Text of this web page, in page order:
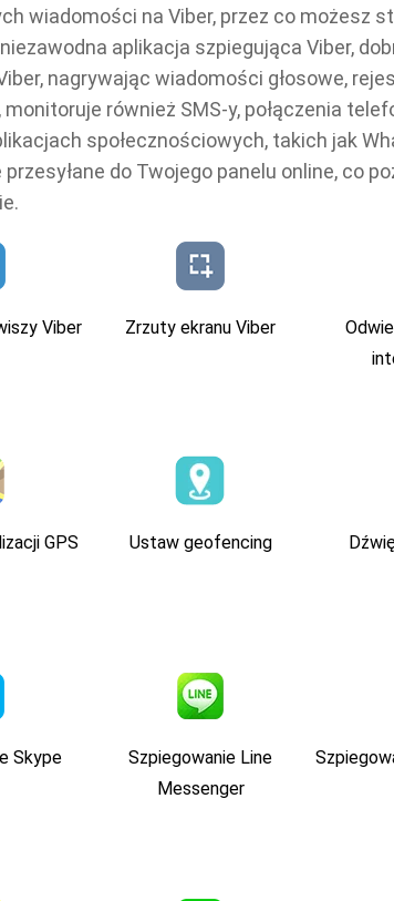
wiadomości na Viber, przez co możesz
aplikacja szpiegująca Viber,
nagrywając wiadomości głosowe,
również SMS-y, połączenia
społecznościowych, takich jak
do Twojego panelu online, co
Viber Zrzuty ekranu Viber
GPS Ustaw geofencing
Skype
Szpiegowanie Line
Messenger